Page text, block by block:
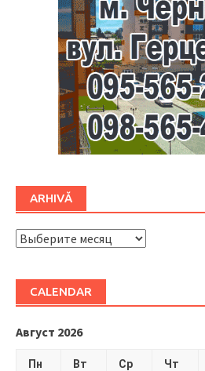
ARHIVĂ
ARHIVĂ
CALENDAR
Август 2026
Пн Вт Ср Чт